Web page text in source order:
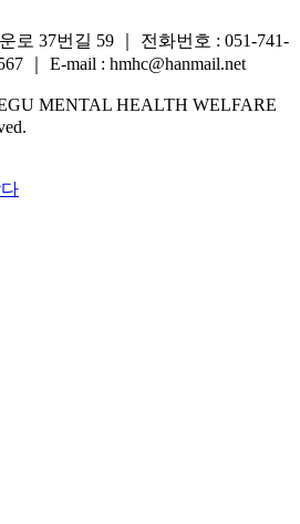
로 37번길 59
전화번호 : 051-741-
E-mail : hmhc@hanmail.net
MENTAL HEALTH WELFARE